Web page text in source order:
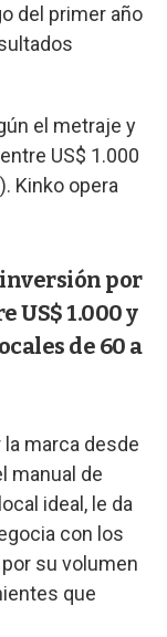
del primer año
el metraje y
US$ 1.000
Kinko opera
por
US$ 1.000 y
de 60 a
marca desde
manual de
ideal, le da
con los
su volumen
que